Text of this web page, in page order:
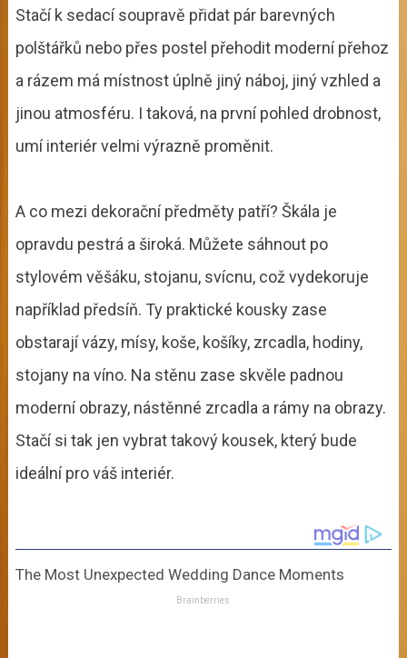
Stačí k sedací soupravě přidat pár barevných
polštářků nebo přes postel přehodit moderní přehoz
a rázem má místnost úplně jiný náboj, jiný vzhled a
jinou atmosféru. I taková, na první pohled drobnost,
umí interiér velmi výrazně proměnit.
A co mezi dekorační předměty patří? Škála je
opravdu pestrá a široká. Můžete sáhnout po
stylovém věšáku, stojanu, svícnu, což vydekoruje
například předsíň. Ty praktické kousky zase
obstarají vázy, mísy, koše, košíky, zrcadla, hodiny,
stojany na víno. Na stěnu zase skvěle padnou
moderní obrazy, nástěnné zrcadla a rámy na obrazy.
Stačí si tak jen vybrat takový kousek, který bude
ideální pro váš interiér.
The Most Unexpected Wedding Dance Moments
Brainberries